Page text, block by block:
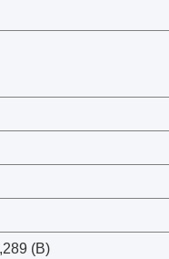
(В)